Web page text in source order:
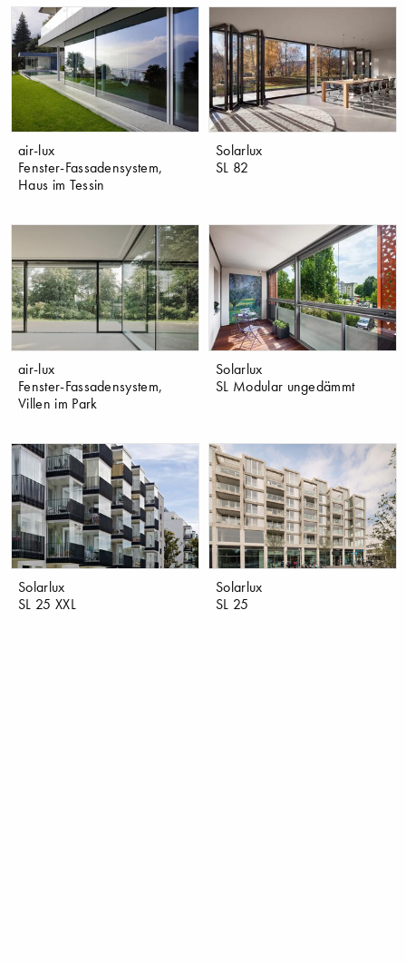
air-lux
Fenster-Fassadensystem,
Haus im Tessin
Solarlux
SL 82
air-lux
Fenster-Fassadensystem,
Villen im Park
Solarlux
SL Modular ungedämmt
Solarlux
SL 25 XXL
Solarlux
SL 25